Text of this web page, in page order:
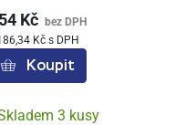
Kč
bez DPH
Kč s DPH
Koupit
3 kusy